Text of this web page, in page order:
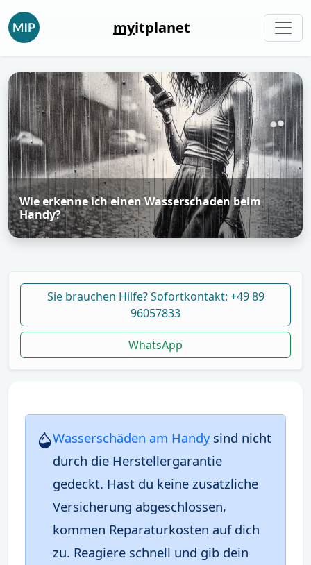
myitplanet
Wie erkenne ich einen Wasserschaden beim
Handy?
Sie brauchen Hilfe? Sofortkontakt: +49 89
96057833
WhatsApp
Wasserschäden am Handysind nicht
durch die Herstellergarantie
gedeckt. Hast du keine zusätzliche
Versicherung abgeschlossen,
kommen Reparaturkosten auf dich
zu. Reagiere schnell und gib dein